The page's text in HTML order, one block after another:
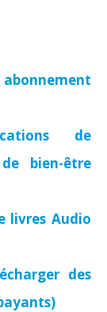
de
bien-être
livres Audio
des